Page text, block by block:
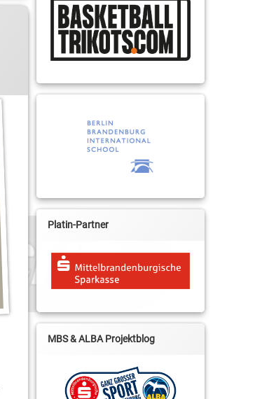
Platin-Partner
MBS & ALBA Projektblog